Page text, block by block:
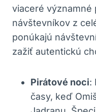
viaceré významné
návštevníkov z
ponúkajú
zažiť autentickú
Pirátové noci:
časy, keď